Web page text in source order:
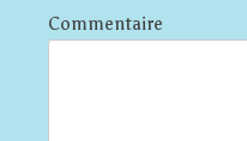
Commentaire